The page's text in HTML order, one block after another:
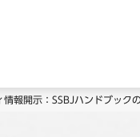
情報開示：SSBJハンドブッ